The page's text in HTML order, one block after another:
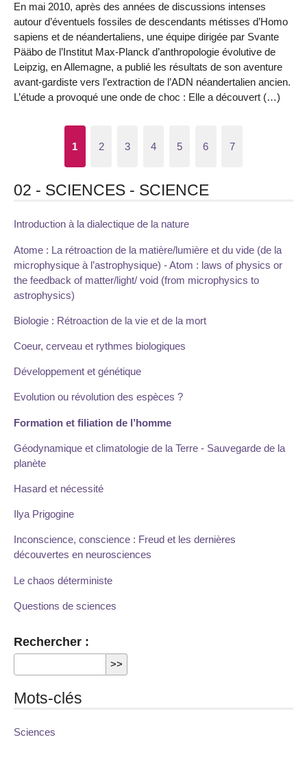
En mai 2010, après des années de discussions intenses
autour d’éventuels fossiles de descendants métisses d’Homo
sapiens et de néandertaliens, une équipe dirigée par Svante
Pääbo de l’Institut Max-Planck d’anthropologie évolutive de
Leipzig, en Allemagne, a publié les résultats de son aventure
avant-gardiste vers l’extraction de l’ADN néandertalien ancien.
L’étude a provoqué une onde de choc : Elle a découvert (…)
1 2 3 4 5 6 7
02 - SCIENCES - SCIENCE
Introduction à la dialectique de la nature
Atome : La rétroaction de la matière/lumière et du vide (de la
microphysique à l’astrophysique) - Atom : laws of physics or
the feedback of matter/light/ void (from microphysics to
astrophysics)
Biologie : Rétroaction de la vie et de la mort
Coeur, cerveau et rythmes biologiques
Développement et génétique
Evolution ou révolution des espèces ?
Formation et filiation de l’homme
Géodynamique et climatologie de la Terre - Sauvegarde de la
planète
Hasard et nécessité
Ilya Prigogine
Inconscience, conscience : Freud et les dernières
découvertes en neurosciences
Le chaos déterministe
Questions de sciences
Rechercher :
Mots-clés
Sciences